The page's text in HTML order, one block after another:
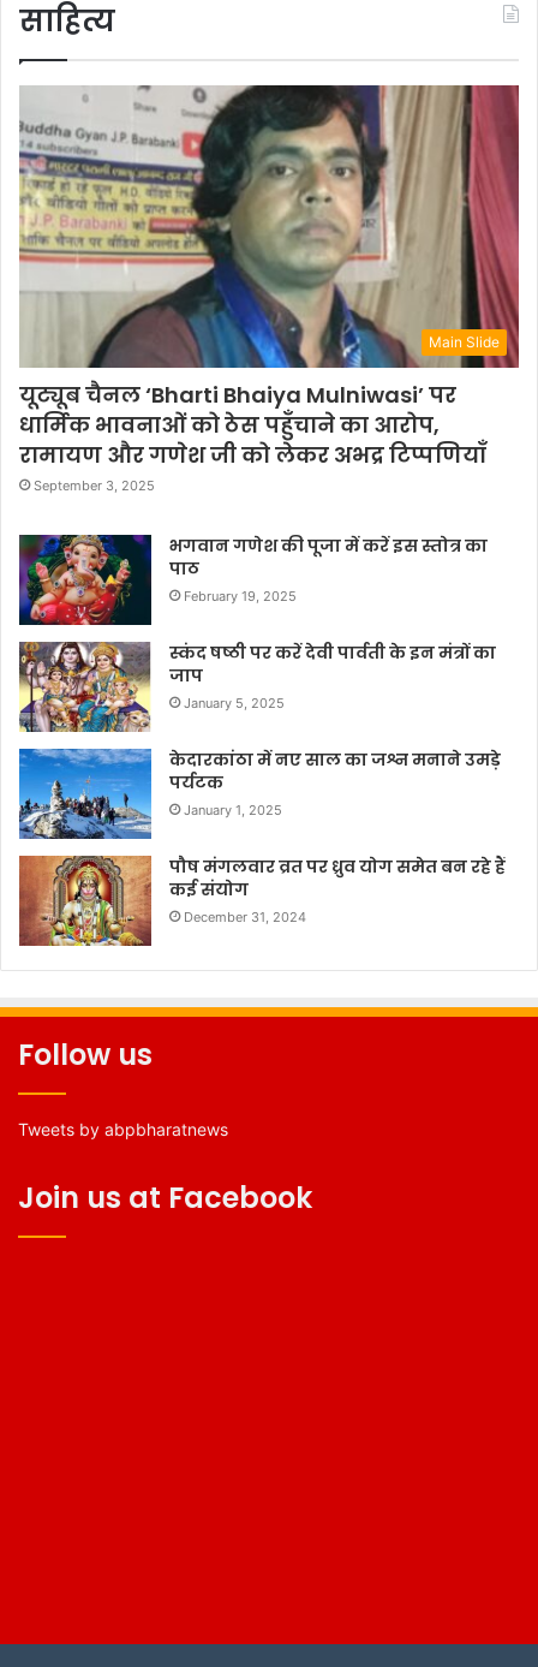
साहित्य
Main Slide
यूट्यूब चैनल ‘Bharti Bhaiya Mulniwasi’ पर
धार्मिक भावनाओं को ठेस पहुँचाने का आरोप,
रामायण और गणेश जी को लेकर अभद्र टिप्पणियाँ
September 3, 2025
भगवान गणेश की पूजा में करें इस स्तोत्र का
पाठ
February 19, 2025
स्कंद षष्ठी पर करें देवी पार्वती के इन मंत्रों का
जाप
January 5, 2025
केदारकांठा में नए साल का जश्न मनाने उमड़े
पर्यटक
January 1, 2025
पौष मंगलवार व्रत पर ध्रुव योग समेत बन रहे हैं
कई संयोग
December 31, 2024
Follow us
Tweets by abpbharatnews
Join us at Facebook